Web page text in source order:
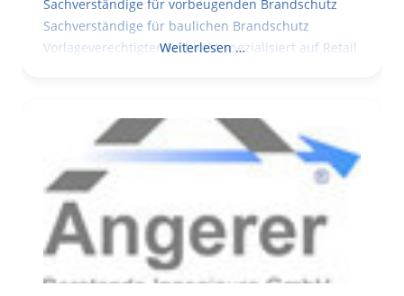
Sachverständige für vorbeugenden Brandschutz
Sachverständige für baulichen Brandschutz
Vorlageverechtigter Architekt spezialisiert auf Retail
Weiterlesen …